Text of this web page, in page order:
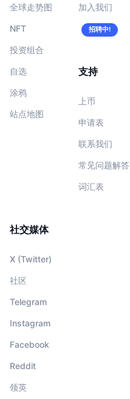
全球走势图
NFT
投资组合
自选
涂鸦
站点地图
加入我们
招聘中!
支持
上币
申请表
联系我们
常见问题解答
词汇表
社交媒体
X (Twitter)
社区
Telegram
Instagram
Facebook
Reddit
领英